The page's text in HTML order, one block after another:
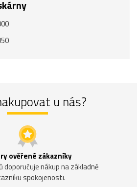
u nás?
ověřené zákazníky
doporučuje nákup na základně
spokojenosti.